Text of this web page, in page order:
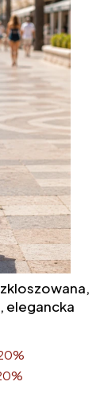
elegancka